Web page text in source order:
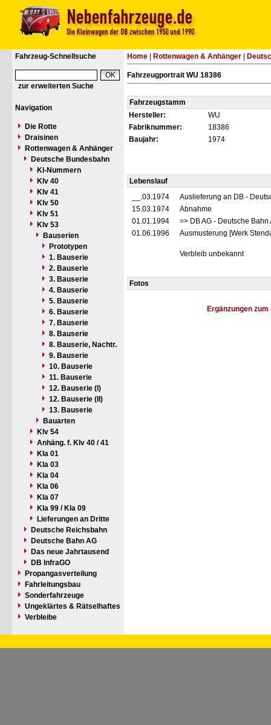
Fahrzeug-Schnellsuche
zur erweiterten Suche
Navigation
Die Rotte
Draisinen
Rottenwagen & Anhänger
Deutsche Bundesbahn
Kl-Nummern
Klv 40
Klv 41
Klv 50
Klv 51
Klv 53
Bauserien
Prototypen
1. Bauserie
2. Bauserie
3. Bauserie
4. Bauserie
5. Bauserie
6. Bauserie
7. Bauserie
8. Bauserie
8. Bauserie, Nachtr.
9. Bauserie
10. Bauserie
11. Bauserie
12. Bauserie (I)
12. Bauserie (II)
13. Bauserie
Bauarten
Klv 54
Anhäng. f. Klv 40 / 41
Kla 01
Kla 03
Kla 04
Kla 06
Kla 07
Kla 99 / Kla 09
Lieferungen an Dritte
Deutsche Reichsbahn
Deutsche Bahn AG
Das neue Jahrtausend
DB InfraGO
Propangasverteilung
Fahrleitungsbau
Sonderfahrzeuge
Ungeklärtes & Rätselhaftes
Verbleibe
Home Rottenwagen & Anhänger
Fahrzeugportrait WU 18386
Fahrzeugstamm
Hersteller:
WU
Fabriknummer:
18386
Baujahr:
1974
Lebenslauf
__.03.1974
Auslieferung an DB -
15.03.1974
Abnahme
01.01.1994
=> DB AG - Deutsche
01.06.1996
Ausmusterung [Werk
Verbleib unbekannt
Fotos
Ergänzungen